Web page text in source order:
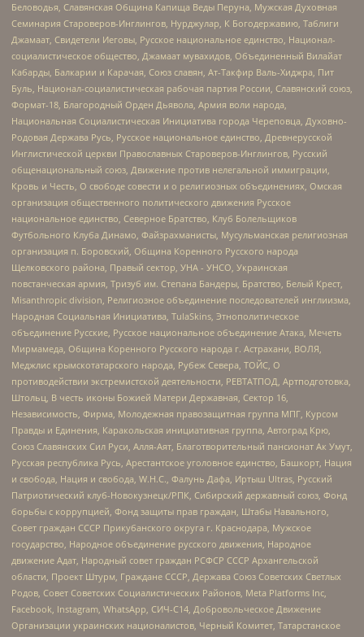
Беловодья, Славянская Община Капища Веды Перуна, Мужская Духовная
Семинария Староверов-Инглингов, Нурджулар, К Богодержавию, Таблиги
Джамаат, Свидетели Иеговы, Русское национальное единство, Национал-
социалистическое общество, Джамаат мувахидов, Объединенный Вилайат
Кабарды, Балкарии и Карачая, Союз славян, Ат-Такфир Валь-Хиджра, Пит
Буль, Национал-социалистическая рабочая партия России, Славянский союз,
Формат-18, Благородный Орден Дьявола, Армия воли народа,
Национальная Социалистическая Инициатива города Череповца, Духовно-
Родовая Держава Русь, Русское национальное единство, Древнерусской
Инглистической церкви Православных Староверов-Инглингов, Русский
общенациональный союз, Движение против нелегальной иммиграции,
Кровь и Честь, О свободе совести и о религиозных объединениях, Омская
организация общественного политического движения Русское
национальное единство, Северное Братство, Клуб Болельщиков
Футбольного Клуба Динамо, Файзрахманисты, Мусульманская религиозная
организация п. Боровский, Община Коренного Русского народа
Щелковского района, Правый сектор, УНА - УНСО, Украинская
повстанческая армия, Тризуб им. Степана Бандеры, Братство, Белый Крест,
Misanthropic division, Религиозное объединение последователей инглиизма,
Народная Социальная Инициатива, TulaSkins, Этнополитическое
объединение Русские, Русское национальное объединение Атака, Мечеть
Мирмамеда, Община Коренного Русского народа г. Астрахани, ВОЛЯ,
Меджлис крымскотатарского народа, Рубеж Севера, ТОЙС, О
противодействии экстремистской деятельности, РЕВТАТПОД, Артподготовка,
Штольц, В честь иконы Божией Матери Державная, Сектор 16,
Независимость, Фирма, Молодежная правозащитная группа МПГ, Курсом
Правды и Единения, Каракольская инициативная группа, Автоград Крю,
Союз Славянских Сил Руси, Алля-Аят, Благотворительный пансионат Ак Умут,
Русская республика Русь, Арестантское уголовное единство, Башкорт, Нация
и свобода, Нация и свобода, W.H.С., Фалунь Дафа, Иртыш Ultras, Русский
Патриотический клуб-Новокузнецк/РПК, Сибирский державный союз, Фонд
борьбы с коррупцией, Фонд защиты прав граждан, Штабы Навального,
Совет граждан СССР Прикубанского округа г. Краснодара, Мужское
государство, Народное объединение русского движения, Народное
движение Адат, Народный совет граждан РСФСР СССР Архангельской
области, Проект Штурм, Граждане СССР, Держава Союз Советских Светлых
Родов, Совет Советских Социалистических Районов, Meta Platforms Inc,
Facebook, Instagram, WhatsApp, СИЧ-С14, Добровольческое Движение
Организации украинских националистов, Черный Комитет, Татарстанское